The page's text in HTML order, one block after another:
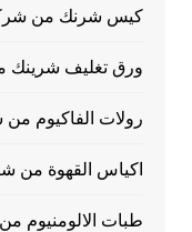
كيس شرنك من
ورق تغليف
رولات الفاكيوم
اكياس القهوة من
طبات الالومنيوم